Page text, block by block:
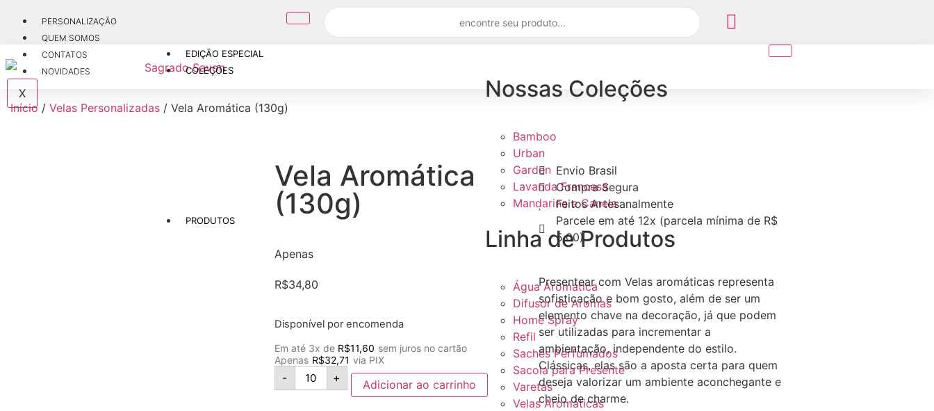
PERSONALIZAÇÃO
QUEM SOMOS
CONTATOS
NOVIDADES
X
EDIÇÃO ESPECIAL
COLEÇÕES
Nossas Coleções
Bamboo
Urban
Garden
Lavanda Francesa
Mandarina e Canela
PRODUTOS
Linha de Produtos
Água Aromática
Difusor de Aromas
Home Spray
Refil
Sachês Perfumados
Sacola para Presente
Varetas
Velas Aromáticas
Início / Velas Personalizadas / Vela Aromática (130g)
Vela Aromática
(130g)
Apenas
R$34,80
Disponível por encomenda
Em até 3x de R$11,60 sem juros no cartão
Apenas R$32,71 via PIX
- + Adicionar ao carrinho
Envio Brasil
Compra Segura
Feitos Artesanalmente
Parcele em até 12x (parcela mínima de R$
5,00)
Presentear com Velas aromáticas representa
sofisticação e bom gosto, além de ser um
elemento chave na decoração, já que podem
ser utilizadas para incrementar a
ambientação, independente do estilo.
Clássicas, elas são a aposta certa para quem
deseja valorizar um ambiente aconchegante e
cheio de charme.